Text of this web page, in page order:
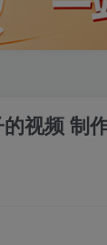
的视频